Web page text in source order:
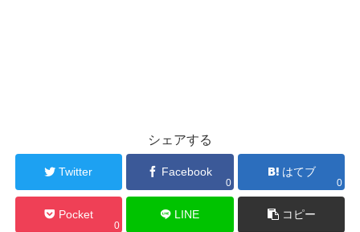
シェアする
Twitter Facebook
0
はてブ
0
Pocket
0
LINE コピー